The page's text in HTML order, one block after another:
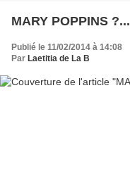
MARY POPPINS ?...
Publié le 11/02/2014 à 14:08
Par Laetitia de La B